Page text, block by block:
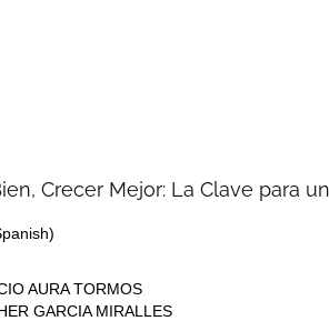
Crecer Mejor: La Clave para
AURA TORMOS
GARCIA MIRALLES